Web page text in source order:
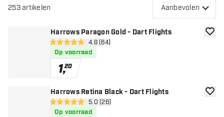
253artikelen Aanbevolen
Harrows Paragon Gold - Dart Flights
open reviews drawer
4.8 score sterren4.8 (64)
Op voorraad
1,20
Harrows Retina Black - Dart Flights
open reviews drawer
5 score sterren5.0 (26)
Op voorraad